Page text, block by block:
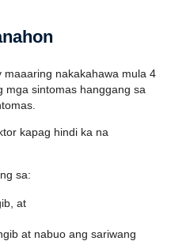
nakakahawa mula 4
mga sintomas hanggang sa
kapag hindi ka na
sa:
at
at nabuo ang sariwang